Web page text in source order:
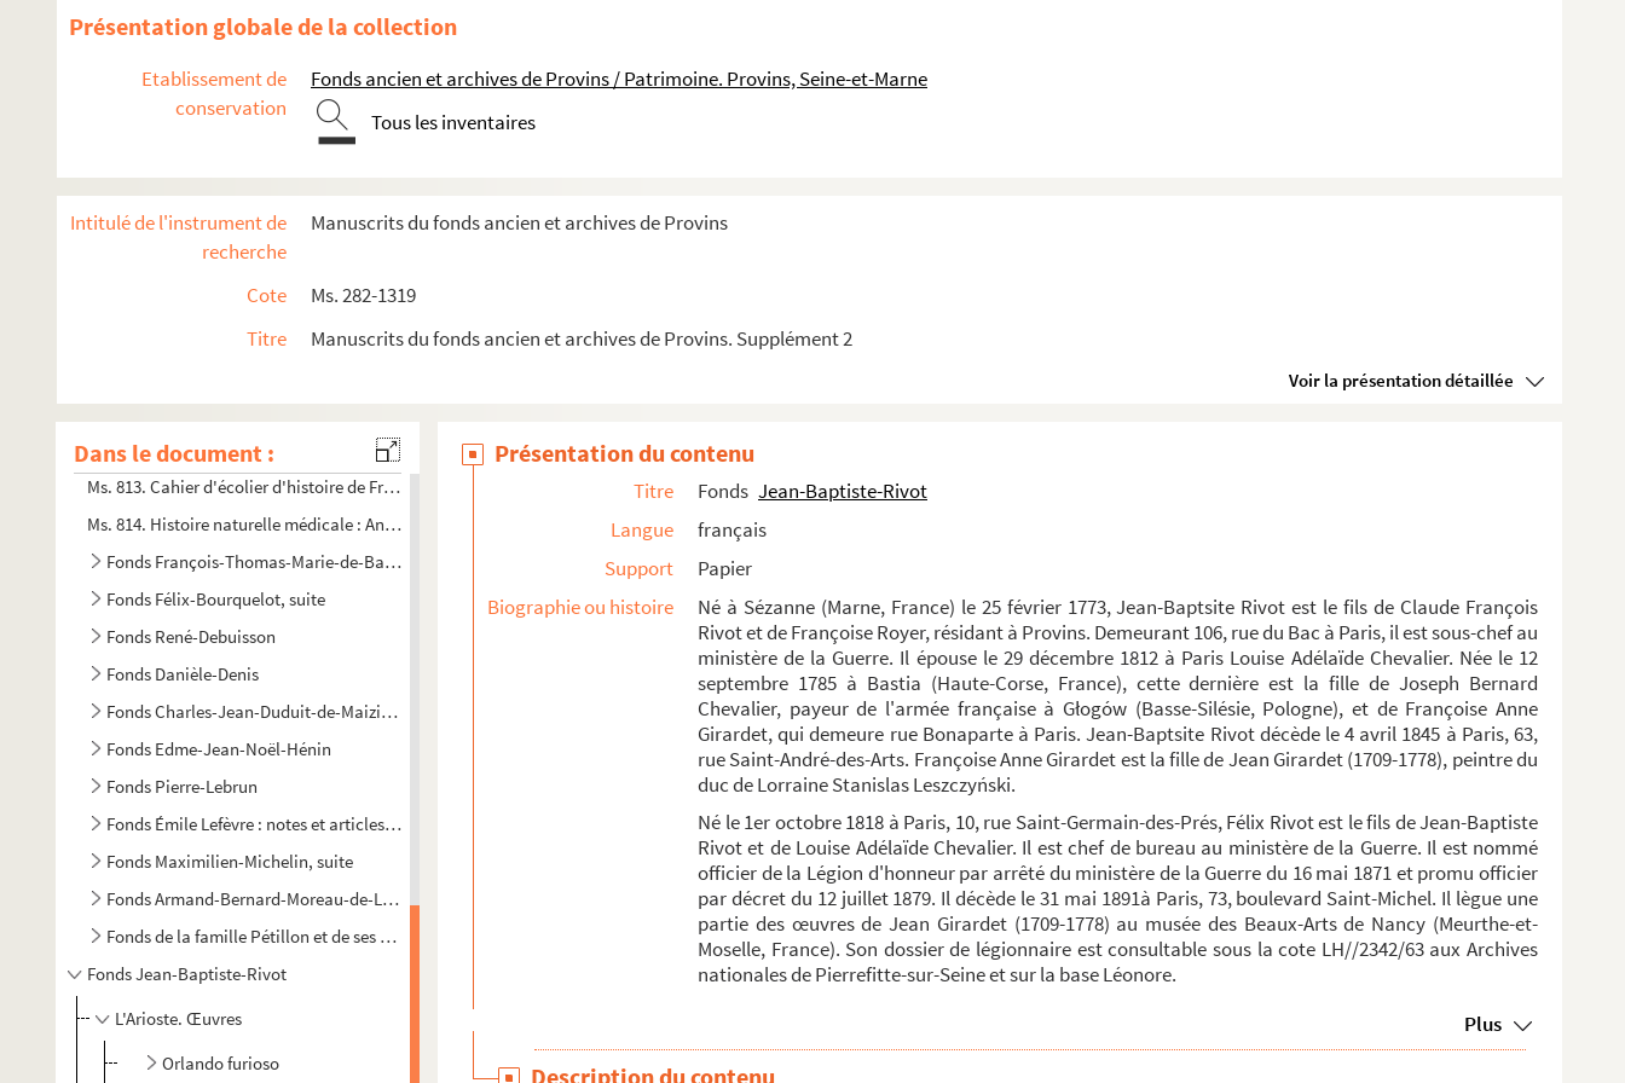
Présentation globale de la collection
Etablissement de
conservation
Fonds ancien et archives de Provins / Patrimoine. Provins, Seine-et-Marne
Tous les inventaires
Intitulé de l'instrument de
recherche
Manuscrits du fonds ancien et archives de Provins
Cote
Ms. 282-1319
Titre
Manuscrits du fonds ancien et archives de Provins. Supplément 2
Voir la présentation détaillée
Dans le document :
Ms. 364. Fables chinoises
Ms. 391. Registre de la confrérie Saint-Lié
Ms. 405. Lettres patentes sur les foires de Champagne et de Brie
Ms. 513. Ðình Chiêủ Nguyêñ. Luc-Van Tiên
Ms. 521. Dictionnaire galant dans l'ordre alphabétique
Ms. 523. Recueil de fables
Ms. 529. Traité de philosophie
Ms. 533. Charles Martin. Abrégé du commun des saints avec les pseaumes des vespres des fériés de la semaine, ...
Ms. 542. Phisica seu Naturae studium
Ms. 813. Cahier d'écolier d'histoire de France
Ms. 814. Histoire naturelle médicale : Antoine de Jussieu
Fonds François-Thomas-Marie-de-Baculard-d'Arnaud
Fonds Félix-Bourquelot, suite
Fonds René-Debuisson
Fonds Danièle-Denis
Fonds Charles-Jean-Duduit-de-Maizières
Fonds Edme-Jean-Noël-Hénin
Fonds Pierre-Lebrun
Fonds Émile Lefèvre : notes et articles sur Provins
Fonds Maximilien-Michelin, suite
Fonds Armand-Bernard-Moreau-de-La Rochette
Fonds de la famille Pétillon et de ses alliés
Fonds Jean-Baptiste-Rivot
L'Arioste. Œuvres
Orlando furioso
Présentation du contenu
Titre Fonds Jean-Baptiste-Rivot
Langue
français
Support
Papier
Biographie ou histoire
Né à Sézanne (Marne, France) le 25 février 1773, Jean-Baptsite Rivot est le fils de Claude François
Rivot et de Françoise Royer, résidant à Provins. Demeurant 106, rue du Bac à Paris, il est sous-chef au
ministère de la Guerre. Il épouse le 29 décembre 1812 à Paris Louise Adélaïde Chevalier. Née le 12
septembre 1785 à Bastia (Haute-Corse, France), cette dernière est la fille de Joseph Bernard
Chevalier, payeur de l'armée française à Głogów (Basse-Silésie, Pologne), et de Françoise Anne
Girardet, qui demeure rue Bonaparte à Paris. Jean-Baptsite Rivot décède le 4 avril 1845 à Paris, 63,
rue Saint-André-des-Arts. Françoise Anne Girardet est la fille de Jean Girardet (1709-1778), peintre du
duc de Lorraine Stanislas Leszczyński.
Né le 1er octobre 1818 à Paris, 10, rue Saint-Germain-des-Prés, Félix Rivot est le fils de Jean-Baptiste
Rivot et de Louise Adélaïde Chevalier. Il est chef de bureau au ministère de la Guerre. Il est nommé
officier de la Légion d'honneur par arrêté du ministère de la Guerre du 16 mai 1871 et promu officier
par décret du 12 juillet 1879. Il décède le 31 mai 1891à Paris, 73, boulevard Saint-Michel. Il lègue une
partie des œuvres de Jean Girardet (1709-1778) au musée des Beaux-Arts de Nancy (Meurthe-et-
Moselle, France). Son dossier de légionnaire est consultable sous la cote LH//2342/63 aux Archives
nationales de Pierrefitte-sur-Seine et sur la base Léonore.
Plus
Description du contenu